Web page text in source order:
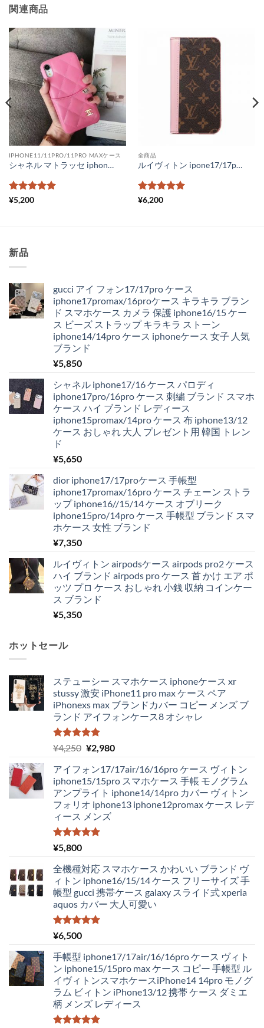
関連商品
IPHONE11/11PRO/11PRO MAXケース
シャネル マトラッセ iphone16/15pro ケース 背面収納 iphone14promax ケース chanel アイフォン14/13ケース ラムスキン ココマーク ブランドパロディ iphone12promax ケース かわいい
5段階中
¥5,200
全商品
ルイヴィトン ipone17/17promax ケース 手帳型 iphone16/16pro/15/15proケース ヴィトン 風 iphone14pro/14pro max ケース 手帳型 ブランド ルイ ヴィトン iphone13 ケース コピー iPhone13promaxケース モノグラム ダミエ
5段階中
¥6,200
新品
gucci アイ フォン17/17pro ケース
iphone17promax/16proケース キラキラ ブラン
ド スマホケース カメラ 保護 iphone16/15 ケー
ス ビーズ ストラップ キラキラ ストーン
iphone14/14pro ケース iphoneケース 女子 人気
ブランド
¥5,850
シャネル iphone17/16 ケース パロディ
iphone17pro/16pro ケース 刺繍 ブランド スマホ
ケース ハイ ブランド レディース
iphone15promax/14pro ケース 布 iphone13/12
ケース おしゃれ 大人 プレゼント用 韓国 トレン
ド
¥5,650
dior iphone17/17proケース 手帳型
iphone17promax/16pro ケース チェーン ストラ
ップ iphone16//15/14 ケース オブリーク
iphone15pro/14pro ケース 手帳型 ブランド スマ
ホケース 女性 ブランド
¥7,350
ルイヴィトン airpodsケース airpods pro2 ケース
ハイ ブランド airpods pro ケース 首 かけ エア ポ
ッツ プロ ケース おしゃれ 小銭 収納 コインケー
ス ブランド
¥5,350
ホットセール
ステューシー スマホケース iphoneケース xr
stussy 激安 iPhone11 pro max ケース ペア
iPhonexs max ブランドカバー コピー メンズ ブ
ランド アイフォンケース8 オシャレ
5段階中
5.00
の評価
¥4,250 元
価
格
は
¥4,250
で
し
¥2,980現
の
価
格
は
アイフォン17/17air/16/16pro ケース ヴィトン
iphone15/15pro スマホケース 手帳 モノグラム
アンプライト iphone14/14pro カバー ヴィトン
フォリオ iphone13 iphone12promax ケース レデ
ィース メンズ
5段階中
5.00
¥5,800
全機種対応 スマホケース かわいい ブランド ヴ
ィトン iphone16/15/14 ケース フリーサイズ 手
帳型 gucci 携帯ケース galaxy スライド式 xperia
aquos カバー 大人可愛い
5段階中
5.00
¥6,500
手帳型 iphone17/17air/16/16pro ケース ヴィト
ン iphone15/15pro max ケース コピー 手帳型 ル
イヴィトンスマホケースiPhone14 14pro モノグ
ラム ビィトン iPhone13/12 携帯 ケース ダミエ
柄 メンズ レディース